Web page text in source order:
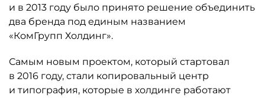
и в 2013 году было принято решение объединить
два бренда под единым названием
«КомГрупп Холдинг».
Самым новым проектом, который стартовал
в 2016 году, стали копировальный центр
и типография, которые в холдинге работают